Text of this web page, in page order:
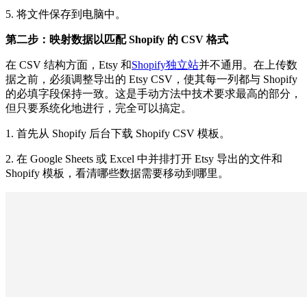
5. 将文件保存到电脑中。
第二步：映射数据以匹配 Shopify 的 CSV 格式
在 CSV 结构方面，Etsy 和Shopify独立站并不通用。在上传数
据之前，必须调整导出的 Etsy CSV，使其每一列都与 Shopify
的必填字段保持一致。这是手动方法中技术要求最高的部分，
但只要系统化地进行，完全可以搞定。
1. 首先从 Shopify 后台下载 Shopify CSV 模板。
2. 在 Google Sheets 或 Excel 中并排打开 Etsy 导出的文件和
Shopify 模板，看清哪些数据需要移动到哪里。